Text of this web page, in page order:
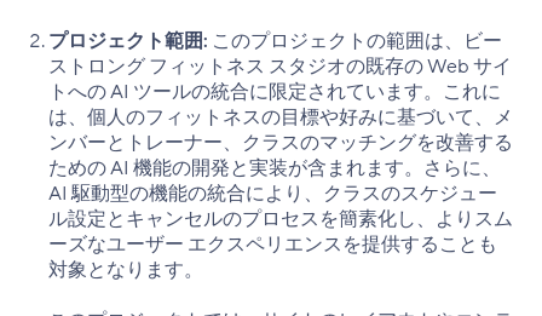
プロジェクト範囲: このプロジェクトの範囲は、ビー
ストロング フィットネス スタジオの既存の Web サイ
トへの AI ツールの統合に限定されています。これに
は、個人のフィットネスの目標や好みに基づいて、メ
ンバーとトレーナー、クラスのマッチングを改善する
ための AI 機能の開発と実装が含まれます。さらに、
AI 駆動型の機能の統合により、クラスのスケジュー
ル設定とキャンセルのプロセスを簡素化し、よりスム
ーズなユーザー エクスペリエンスを提供することも
対象となります。